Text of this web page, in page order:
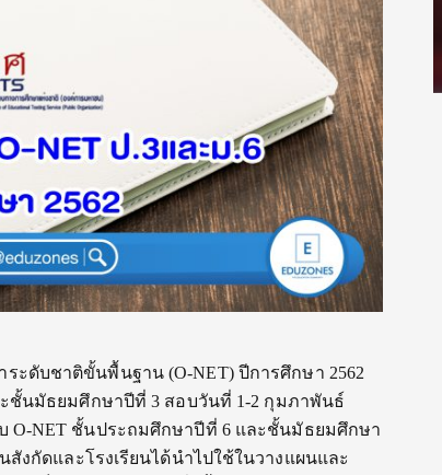
ะดับชาติขั้นพื้นฐาน (O-NET) ปีการศึกษา 2562
ชั้นมัธยมศึกษาปีที่ 3 สอบวันที่ 1-2 กุมภาพันธ์
O-NET ชั้นประถมศึกษาปีที่ 6 และชั้นมัธยมศึกษา
สังกัดและโรงเรียนได้นำไปใช้ในวางแผนและ